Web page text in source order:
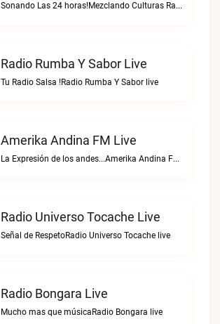
Sonando Las 24 horas!Mezclando Culturas Radio live
Radio Rumba Y Sabor Live
Tu Radio Salsa !Radio Rumba Y Sabor live
Amerika Andina FM Live
La Expresión de los andes...Amerika Andina FM live
Radio Universo Tocache Live
Señal de RespetoRadio Universo Tocache live
Radio Bongara Live
Mucho mas que músicaRadio Bongara live